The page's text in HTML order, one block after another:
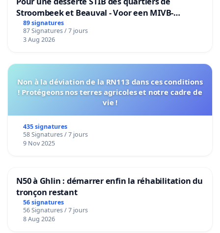
Stroombeek et Beauval - Voor een MIVB-
bediening van de wijken Strombeek en Het
Voor
89 signatures
87 Signatures / 7 jours
3 Aug 2026
Non à la déviation de la RN113 dans ces conditions
! Protégeons nos terres agricoles et notre cadre de
vie !
435 signatures
58 Signatures / 7 jours
9 Nov 2025
N50 à Ghlin : démarrer enfin la réhabilitation du
tronçon restant
56 signatures
56 Signatures / 7 jours
8 Aug 2026